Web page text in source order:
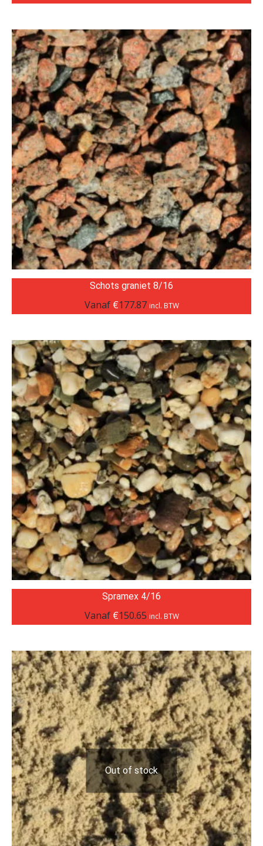
Schots graniet 8/16
Vanaf €177.87 incl. BTW
Spramex 4/16
Vanaf €150.65 incl. BTW
Out of stock